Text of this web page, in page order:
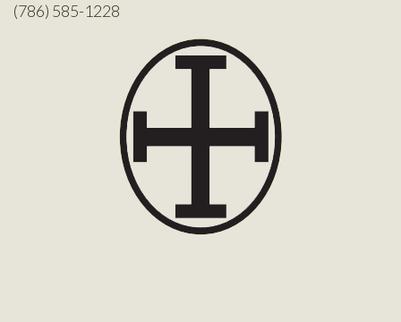
(786) 585-1228